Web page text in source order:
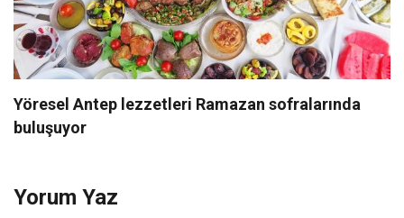
Yöresel Antep lezzetleri Ramazan sofralarında
buluşuyor
Yorum Yaz